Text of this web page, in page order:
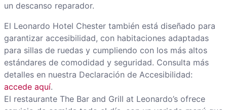
un descanso reparador.
El Leonardo Hotel Chester también está diseñado para
garantizar accesibilidad, con habitaciones adaptadas
para sillas de ruedas y cumpliendo con los más altos
estándares de comodidad y seguridad. Consulta más
detalles en nuestra Declaración de Accesibilidad:
accede aquí.
El restaurante The Bar and Grill at Leonardo’s ofrece